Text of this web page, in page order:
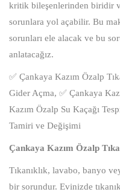
kritik bileşenlerinden biridir
sorunlara yol açabilir. Bu
sorunları ele alacak ve bu
anlatacağız.
✅ Çankaya Kazım Özalp
Gider Açma, ✅ Çankaya
Kazım Özalp Su Kaçağı
Tamiri ve Değişimi
Çankaya Kazım Özalp
Tıkanıklık, lavabo, banyo
bir sorundur. Evinizde